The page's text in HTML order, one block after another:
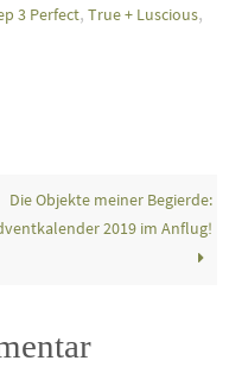
3 Perfect, True + Luscious,
Die Objekte meiner Begierde:
2019 im Anflug!